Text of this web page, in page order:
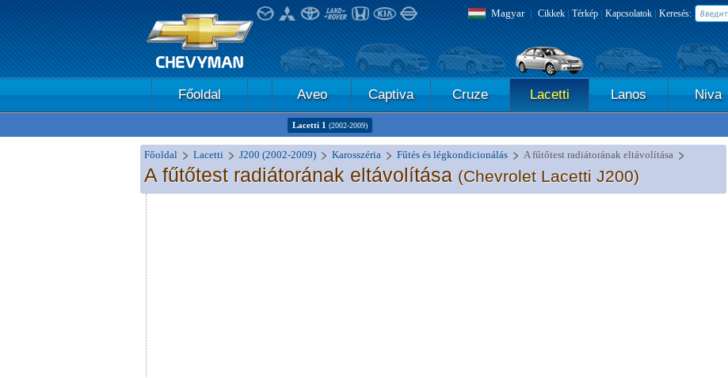
Magyar | Cikkek | Térkép | Kapcsolatok | Keresés:
Főoldal Aveo Captiva Cruze Lacetti Lanos Niva
Lacetti 1 (2002-2009)
Főoldal Lacetti J200 (2002-2009) Karosszéria Fűtés és légkondicionálás A fűtőtest radiátorának eltávolítása
A fűtőtest radiátorának eltávolítása (Chevrolet Lacetti J200)